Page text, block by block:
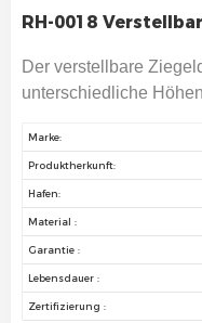
RH-0018
Der verstellbare
unterschiedliche
Marke:
Produktherkunft:
Hafen:
Material :
Garantie :
Lebensdauer :
Zertifizierung :